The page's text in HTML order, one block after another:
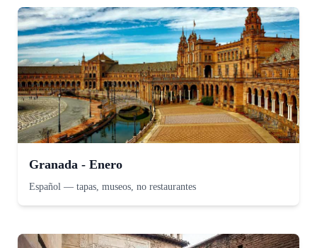
Granada - Enero
Español — tapas, museos, no restaurantes